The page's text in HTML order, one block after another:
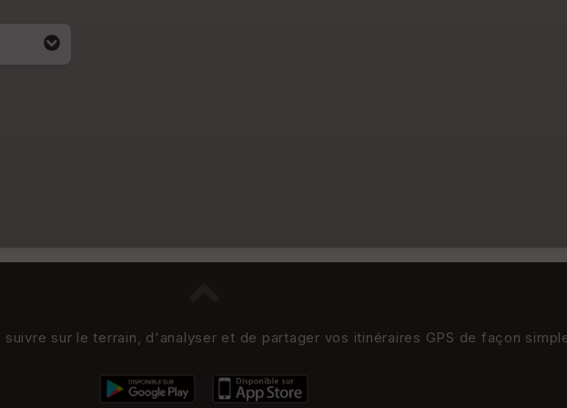
sur le terrain, d'analyser et de partager vos itinéraires GPS de façon